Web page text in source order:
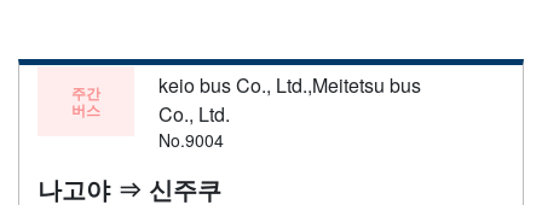
주간
버스
keio bus Co., Ltd.,Meitetsu bus
Co., Ltd.
No.9004
나고야 ⇒ 신주쿠